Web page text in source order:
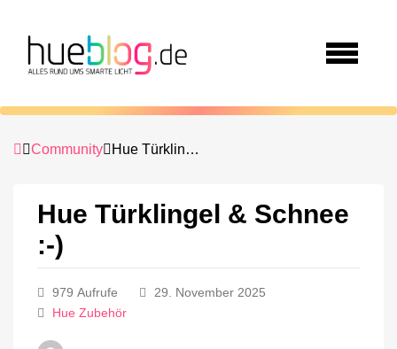
Community Hue Türklingel & Schnee :-)
Hue Türklingel & Schnee
:-)
979 Aufrufe
29. November 2025
Hue Zubehör